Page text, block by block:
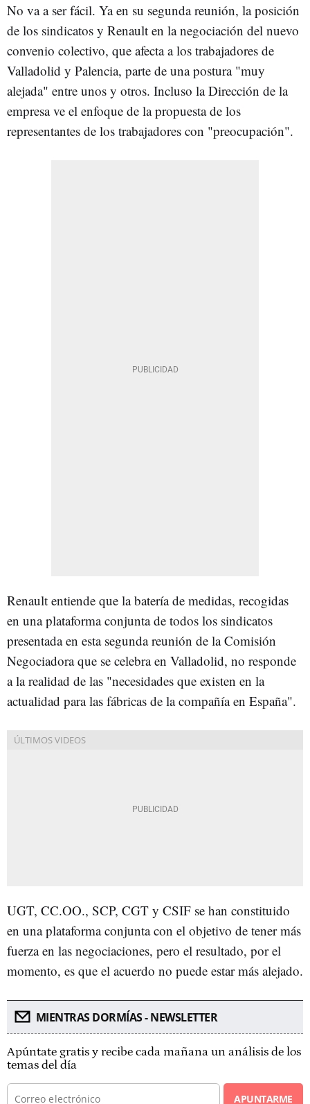
No va a ser fácil. Ya en su segunda reunión, la posición
de los sindicatos y Renault en la negociación del nuevo
convenio colectivo, que afecta a los trabajadores de
Valladolid y Palencia, parte de una postura "muy
alejada" entre unos y otros. Incluso la Dirección de la
empresa ve el enfoque de la propuesta de los
representantes de los trabajadores con "preocupación".
Renault entiende que la batería de medidas, recogidas
en una plataforma conjunta de todos los sindicatos
presentada en esta segunda reunión de la Comisión
Negociadora que se celebra en Valladolid, no responde
a la realidad de las "necesidades que existen en la
actualidad para las fábricas de la compañía en España".
UGT, CC.OO., SCP, CGT y CSIF se han constituido
en una plataforma conjunta con el objetivo de tener más
fuerza en las negociaciones, pero el resultado, por el
momento, es que el acuerdo no puede estar más alejado.
MIENTRAS DORMÍAS - NEWSLETTER
Apúntate gratis y recibe cada mañana un análisis de los
temas del día
APUNTARME